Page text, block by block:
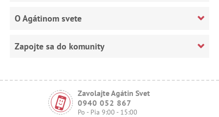
O Agátinom svete
Zapojte sa do komunity
Zavolajte Agátin Svet
0940 052 867
Po - Pia 9:00 - 15:00